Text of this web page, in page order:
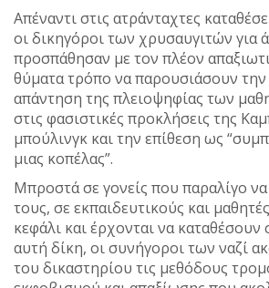
Απέναντι στις ατράνταχτες
οι δικηγόροι των χρυσαυγιτών για
προσπάθησαν με τον πλέον
θύματα τρόπο να παρουσιάσουν την
απάντηση της πλειοψηφίας των
στις φασιστικές προκλήσεις της
μπούλινγκ και την επίθεση ως
μιας κοπέλας”.
Μπροστά σε γονείς που παραλίγο
τους, σε εκπαιδευτικούς και
κεφάλι και έρχονται να καταθέσουν
αυτή δίκη, οι συνήγοροι των ναζί
του δικαστηρίου τις μεθόδους